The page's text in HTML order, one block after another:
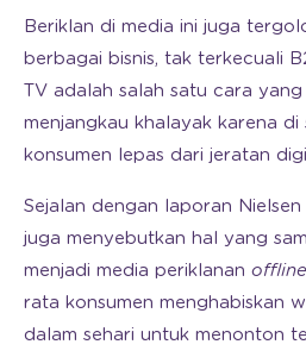
Beriklan di media ini juga
berbagai bisnis, tak terkecuali
TV adalah salah satu cara
menjangkau khalayak karena di
konsumen lepas dari jeratan
Sejalan dengan laporan Nielsen
juga menyebutkan hal yang
menjadi media periklanan offline
rata konsumen menghabiskan
dalam sehari untuk menonton